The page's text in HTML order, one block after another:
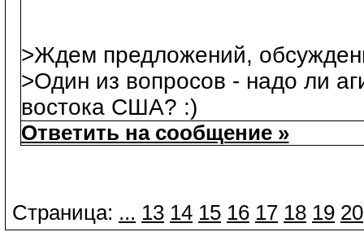
>Ждем предложений,
>Один из вопросов - надо ли
востока США? :)
Ответить на сообщение »
Страница: ... 13 14 15 16 17 18 19 20